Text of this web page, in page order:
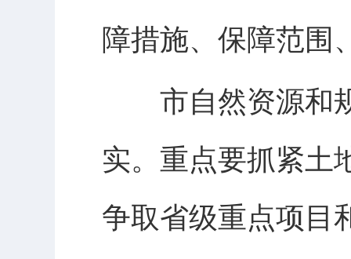
障措施、保障范围
市自然资源和规
实。重点要抓紧土
争取省级重点项目